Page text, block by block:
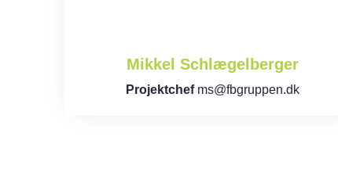
Mikkel Schlægelberger
Projektchefms@fbgruppen.dk